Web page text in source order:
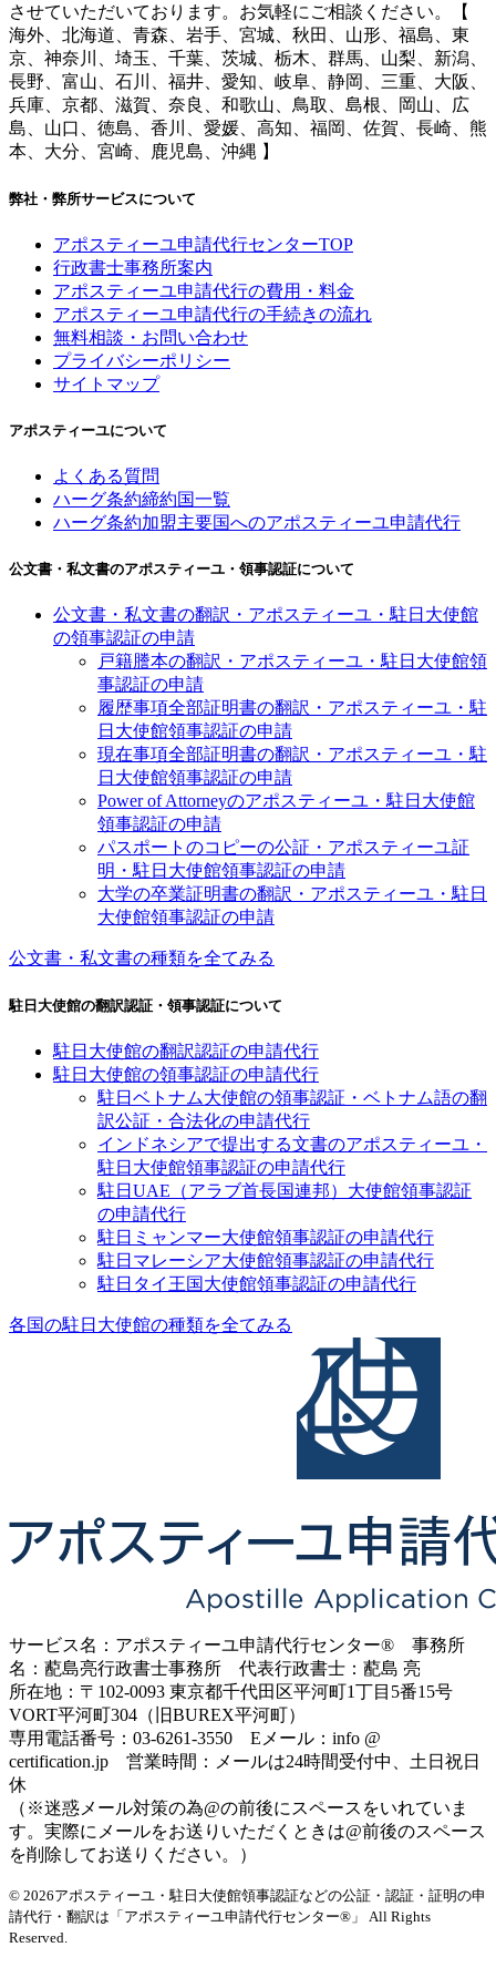
させていただいております。お気軽にご相談ください。【
海外、北海道、青森、岩手、宮城、秋田、山形、福島、東
京、神奈川、埼玉、千葉、茨城、栃木、群馬、山梨、新潟、
長野、富山、石川、福井、愛知、岐阜、静岡、三重、大阪、
兵庫、京都、滋賀、奈良、和歌山、鳥取、島根、岡山、広
島、山口、徳島、香川、愛媛、高知、福岡、佐賀、長崎、熊
本、大分、宮崎、鹿児島、沖縄 】
弊社・弊所サービスについて
アポスティーユ申請代行センターTOP
行政書士事務所案内
アポスティーユ申請代行の費用・料金
アポスティーユ申請代行の手続きの流れ
無料相談・お問い合わせ
プライバシーポリシー
サイトマップ
アポスティーユについて
よくある質問
ハーグ条約締約国一覧
ハーグ条約加盟主要国へのアポスティーユ申請代行
公文書・私文書のアポスティーユ・領事認証について
公文書・私文書の翻訳・アポスティーユ・駐日大使館
の領事認証の申請
戸籍謄本の翻訳・アポスティーユ・駐日大使館領
事認証の申請
履歴事項全部証明書の翻訳・アポスティーユ・駐
日大使館領事認証の申請
現在事項全部証明書の翻訳・アポスティーユ・駐
日大使館領事認証の申請
Power of Attorneyのアポスティーユ・駐日大使館
領事認証の申請
パスポートのコピーの公証・アポスティーユ証
明・駐日大使館領事認証の申請
大学の卒業証明書の翻訳・アポスティーユ・駐日
大使館領事認証の申請
公文書・私文書の種類を全てみる
駐日大使館の翻訳認証・領事認証について
駐日大使館の翻訳認証の申請代行
駐日大使館の領事認証の申請代行
駐日ベトナム大使館の領事認証・ベトナム語の翻
訳公証・合法化の申請代行
インドネシアで提出する文書のアポスティーユ・
駐日大使館領事認証の申請代行
駐日UAE（アラブ首長国連邦）大使館領事認証
の申請代行
駐日ミャンマー大使館領事認証の申請代行
駐日マレーシア大使館領事認証の申請代行
駐日タイ王国大使館領事認証の申請代行
各国の駐日大使館の種類を全てみる
サービス名：アポスティーユ申請代行センター® 事務所
名：蓜島亮行政書士事務所 代表行政書士：蓜島 亮
所在地：〒102-0093 東京都千代田区平河町1丁目5番15号
VORT平河町304（旧BUREX平河町）
専用電話番号：03-6261-3550 Eメール：info @
certification.jp 営業時間：メールは24時間受付中、土日祝日
休
（※迷惑メール対策の為@の前後にスペースをいれていま
す。実際にメールをお送りいただくときは@前後のスペース
を削除してお送りください。）
© 2026アポスティーユ・駐日大使館領事認証などの公証・認証・証明の申
請代行・翻訳は「アポスティーユ申請代行センター®」 All Rights
Reserved.